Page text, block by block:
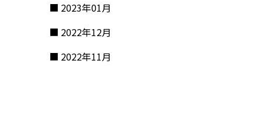
2023年01月
2022年12月
2022年11月